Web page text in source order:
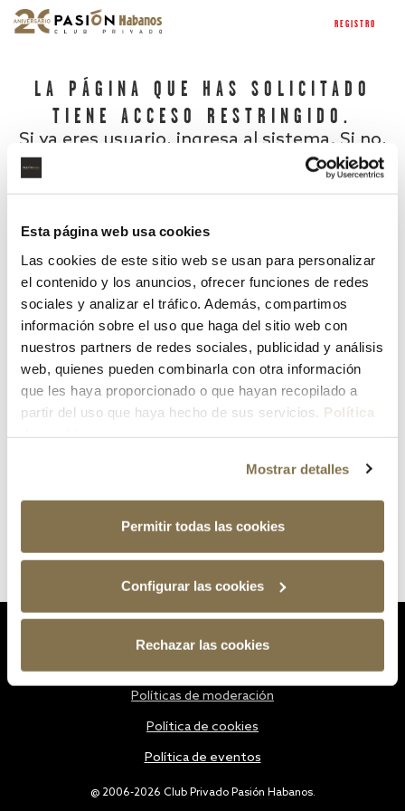
Esta página web usa cookies
Las cookies de este sitio web se usan para personalizar
el contenido y los anuncios, ofrecer funciones de redes
sociales y analizar el tráfico. Además, compartimos
información sobre el uso que haga del sitio web con
nuestros partners de redes sociales, publicidad y análisis
web, quienes pueden combinarla con otra información
que les haya proporcionado o que hayan recopilado a
partir del uso que haya hecho de sus servicios. Política
Mostrar detalles
Permitir todas las cookies
Configurar las cookies
Rechazar las cookies
REGISTRO
LA PÁGINA QUE HAS SOLICITADO
TIENE ACCESO RESTRINGIDO.
Si ya eres usuario, ingresa al sistema. Si no,
¿Has olvidado tu contraseña?
@ 2006-2026 Club Privado Pasión Habanos.
Políticas de moderación
Política de cookies
Política de eventos